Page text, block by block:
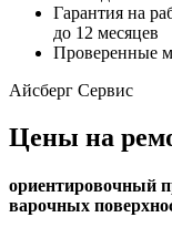
Гарантия на
до 12 месяцев
Проверенные
Айсберг Сервис
Цены на
ориентировочный
варочных